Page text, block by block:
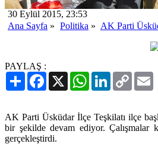
30 Eylül 2015, 23:53
Ana Sayfa » Politika » AK Parti
PAYLAŞ :
PaylaşFacebook
X WhatsAppLinkedIn
Copy
Link
AK Parti Üsküdar İlçe Teşkilatı ilçe
bir şekilde devam ediyor. Çalışmalar
gerçekleştirdi.